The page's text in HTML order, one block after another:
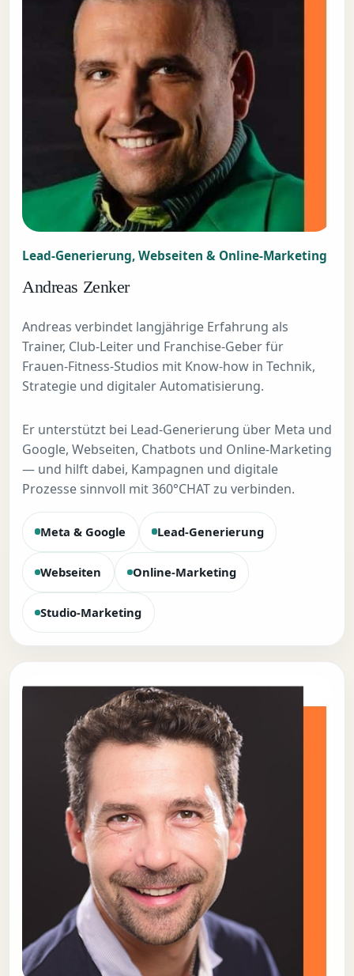
Lead-Generierung, Webseiten & Online-Marketing
Andreas Zenker
Andreas verbindet langjährige Erfahrung als
Trainer, Club-Leiter und Franchise-Geber für
Frauen-Fitness-Studios mit Know-how in Technik,
Strategie und digitaler Automatisierung.
Er unterstützt bei Lead-Generierung über Meta und
Google, Webseiten, Chatbots und Online-Marketing
— und hilft dabei, Kampagnen und digitale
Prozesse sinnvoll mit 360°CHAT zu verbinden.
Meta & Google Lead-Generierung
Webseiten Online-Marketing
Studio-Marketing